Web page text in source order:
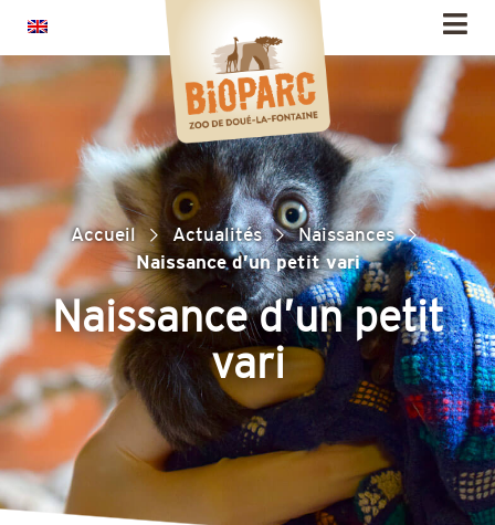
Accueil Actualités
Naissances
Naissance d’un petit vari
Naissance d’un petit
vari
Panneau de gestion des cookies